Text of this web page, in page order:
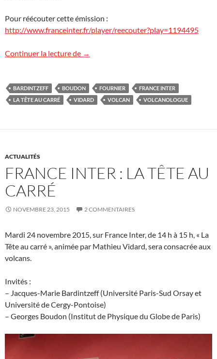
Pour réécouter cette émission :
http://www.franceinter.fr/player/reecouter?play=1194495
Continuer la lecture de Les volcans sur France Inter
→
BARDINTZEFF BOUDON FOURNIER
FRANCE INTER
LA TÊTE AU CARRÉ
VIDARD VOLCAN VOLCANOLOGUE
ACTUALITÉS
FRANCE INTER : LA TÊTE AU
CARRÉ
NOVEMBRE 23, 2015 2 COMMENTAIRES
Mardi 24 novembre 2015, sur France Inter, de 14 h à 15 h, « La
Tête au carré », animée par Mathieu Vidard, sera consacrée aux
volcans.
Invités :
– Jacques-Marie Bardintzeff (Université Paris-Sud Orsay et
Université de Cergy-Pontoise)
– Georges Boudon (Institut de Physique du Globe de Paris)